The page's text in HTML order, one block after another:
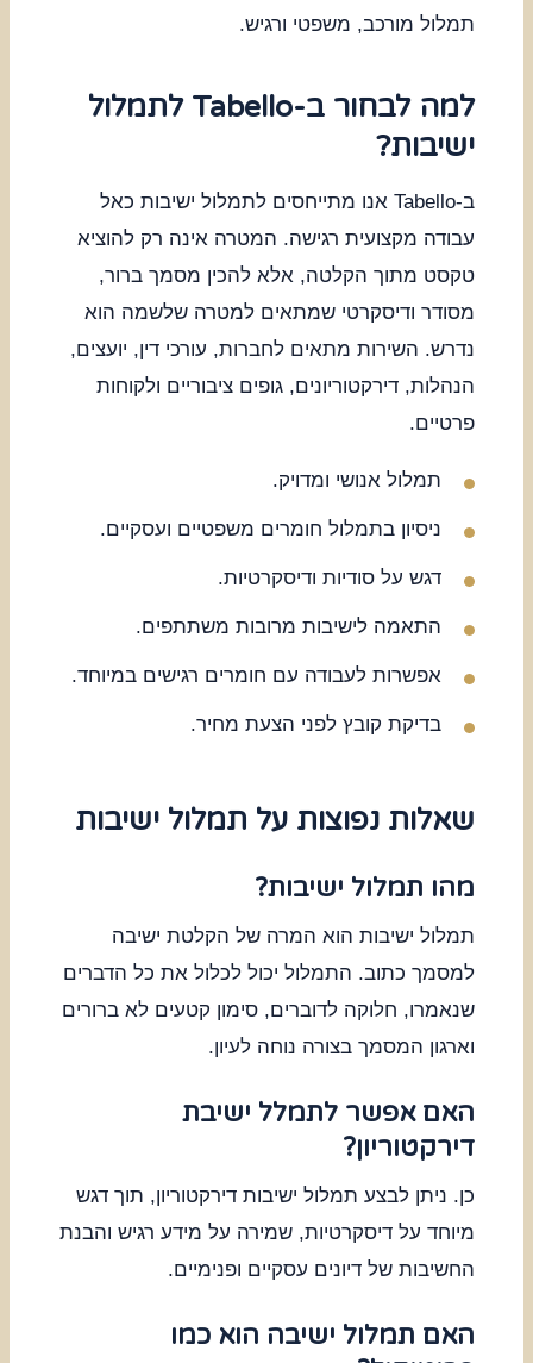
תמלול מורכב, משפטי ורגיש.
למה לבחור ב-Tabello לתמלול
ישיבות?
ב-Tabello אנו מתייחסים לתמלול ישיבות כאל
עבודה מקצועית רגישה. המטרה אינה רק להוציא
טקסט מתוך הקלטה, אלא להכין מסמך ברור,
מסודר ודיסקרטי שמתאים למטרה שלשמה הוא
נדרש. השירות מתאים לחברות, עורכי דין, יועצים,
הנהלות, דירקטוריונים, גופים ציבוריים ולקוחות
פרטיים.
תמלול אנושי ומדויק.
ניסיון בתמלול חומרים משפטיים ועסקיים.
דגש על סודיות ודיסקרטיות.
התאמה לישיבות מרובות משתתפים.
אפשרות לעבודה עם חומרים רגישים במיוחד.
בדיקת קובץ לפני הצעת מחיר.
שאלות נפוצות על תמלול ישיבות
מהו תמלול ישיבות?
תמלול ישיבות הוא המרה של הקלטת ישיבה
למסמך כתוב. התמלול יכול לכלול את כל הדברים
שנאמרו, חלוקה לדוברים, סימון קטעים לא ברורים
וארגון המסמך בצורה נוחה לעיון.
האם אפשר לתמלל ישיבת
דירקטוריון?
כן. ניתן לבצע תמלול ישיבות דירקטוריון, תוך דגש
מיוחד על דיסקרטיות, שמירה על מידע רגיש והבנת
החשיבות של דיונים עסקיים ופנימיים.
האם תמלול ישיבה הוא כמו